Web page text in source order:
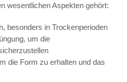
wesentlichen Aspekten gehört:
besonders in Trockenperioden
um die
die Form zu erhalten und das